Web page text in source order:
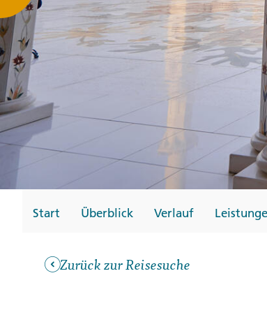
Gutscheine
Messen
Notfallteam
Start Überblick Verlauf
Zurück zur Reisesuche